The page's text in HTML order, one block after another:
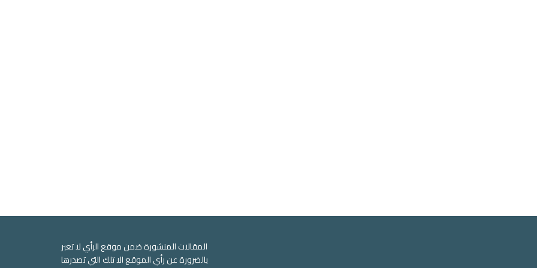
المقالات المنشورة ضمن موقع الرأي لا تعبر
بالضرورة عن رأي الموقع الا تلك التي تصدرها